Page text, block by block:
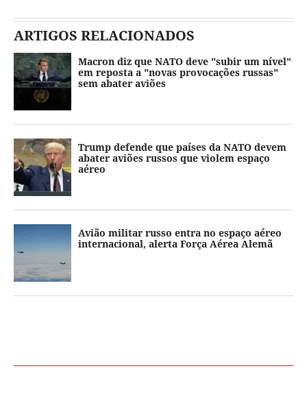
ARTIGOS RELACIONADOS
Macron diz que NATO deve "subir um nível"
em reposta a "novas provocações russas"
sem abater aviões
Trump defende que países da NATO devem
abater aviões russos que violem espaço
aéreo
Avião militar russo entra no espaço aéreo
internacional, alerta Força Aérea Alemã